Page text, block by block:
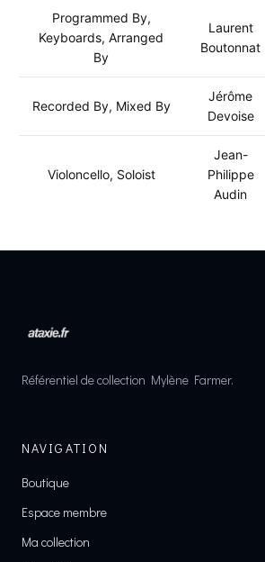
Programmed By,
Keyboards, Arranged
By
Laurent
Boutonnat
Recorded By, Mixed By
Jérôme
Devoise
Violoncello, Soloist
Jean-
Philippe
Audin
Référentiel de collection Mylène Farmer.
NAVIGATION
Boutique
Espace membre
Ma collection